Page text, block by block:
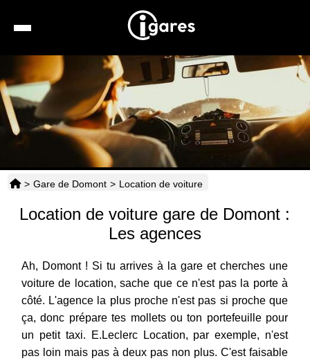
Recherche
Location de voiture
Hôtels
Taxis
Horaires
> Gare de Domont > Location de voiture
Location de voiture gare de Domont :
Les agences
Ah, Domont ! Si tu arrives à la gare et cherches une
voiture de location, sache que ce n'est pas la porte à
côté. L'agence la plus proche n'est pas si proche que
ça, donc prépare tes mollets ou ton portefeuille pour
un petit taxi. E.Leclerc Location, par exemple, n'est
pas loin mais pas à deux pas non plus. C'est faisable